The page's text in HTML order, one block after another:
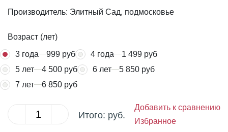
Производитель: Элитный Сад, подмосковье
Возраст (лет)
3 года
999 руб 4 года
1 499 руб
5 лет
4 500 руб 6 лет
5 850 руб
7 лет
6 850 руб
Итого: руб.
Добавить к сравнению
Избранное